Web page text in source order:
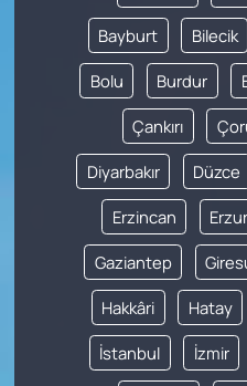
Bayburt Bilecik
Bolu Burdur
Çankırı
Diyarbakır Düzce
Erzincan
Gaziantep
Hakkâri Hatay
İstanbul İzmir